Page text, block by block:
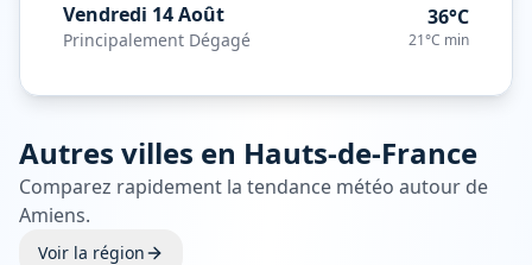
Vendredi 14 Août
Principalement Dégagé
36°C
21°C min
Autres villes en Hauts-de-France
Comparez rapidement la tendance météo autour de
Amiens.
Voir la région